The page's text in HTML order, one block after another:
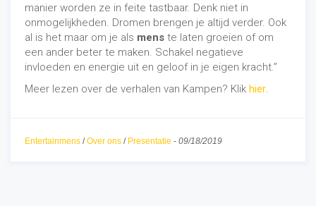
manier worden ze in feite tastbaar. Denk niet in
onmogelijkheden. Dromen brengen je altijd verder. Ook
al is het maar om je als mens te laten groeien of om
een ander beter te maken. Schakel negatieve
invloeden en energie uit en geloof in je eigen kracht.”
Meer lezen over de verhalen van Kampen? Klik hier
Entertainmens /Over ons / Presentatie - 09/18/2019